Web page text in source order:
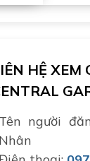
HỆ XEM
Tên người
Nhân